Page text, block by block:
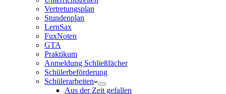
Vertretungsplan
Stundenplan
LernSax
FuxNoten
GTA
Praktikum
Anmeldung Schließfächer
Schülerbeförderung
Schülerarbeiten
Aus der Zeit gefallen